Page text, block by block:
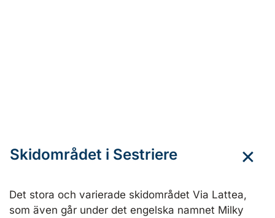
Skidområdet i Sestriere
Det stora och varierade skidområdet Via Lattea,
som även går under det engelska namnet Milky